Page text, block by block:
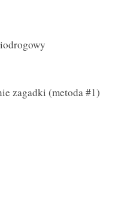
zagadki (metoda #1)